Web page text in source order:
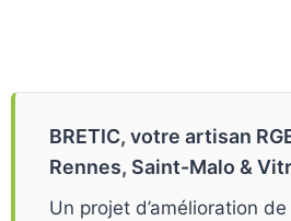
BRETIC, votre artisan
Rennes, Saint-Malo &
Un projet d’amélioration de